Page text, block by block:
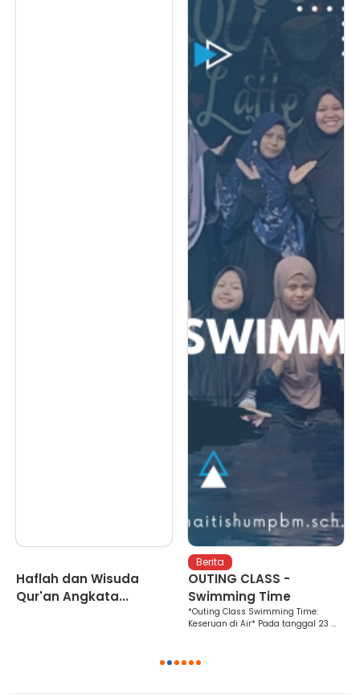
Haflah dan Wisuda
Qur'an Angkata...
Berita
OUTING CLASS -
Swimming Time
*Outing Class Swimming Time:
Keseruan di Air* Pada tanggal 23 ...
6